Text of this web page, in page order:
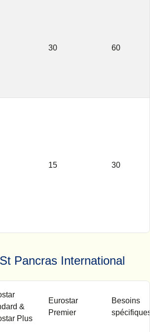
30 60
15 30
Pancras International
&
Plus
Eurostar
Premier
Besoins